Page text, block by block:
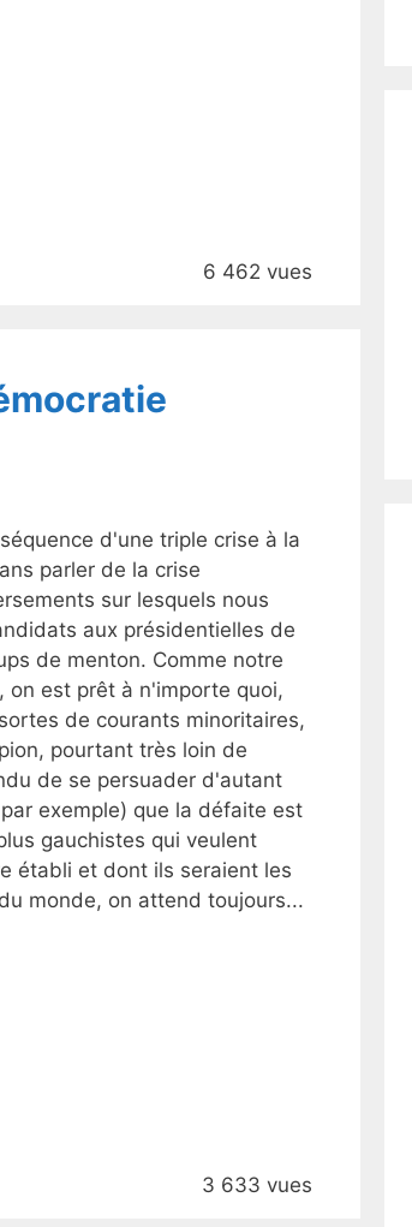
6 462 vues
d'une triple crise à la
parler de la crise
sur lesquels nous
aux présidentielles de
de menton. Comme notre
on est prêt à n'importe quoi,
de courants minoritaires,
pourtant très loin de
de se persuader d'autant
exemple) que la défaite est
gauchistes qui veulent
établi et dont ils seraient les
monde, on attend toujours...
3 633 vues